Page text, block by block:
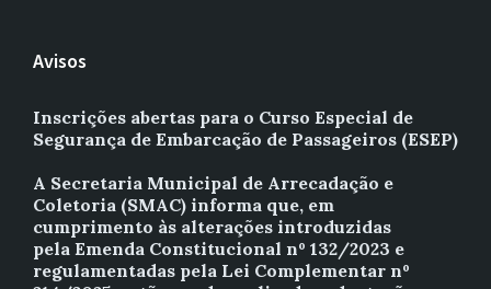
Avisos
Inscrições abertas para o Curso Especial de
Segurança de Embarcação de Passageiros (ESEP)
A Secretaria Municipal de Arrecadação e
Coletoria (SMAC) informa que, em
cumprimento às alterações introduzidas
pela Emenda Constitucional nº 132/2023 e
regulamentadas pela Lei Complementar nº